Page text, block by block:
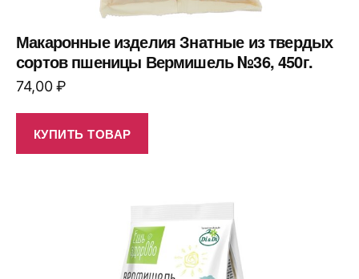
Макаронные изделия Знатные из твердых
сортов пшеницы Вермишель №36, 450г.
74,00₽
КУПИТЬ ТОВАР